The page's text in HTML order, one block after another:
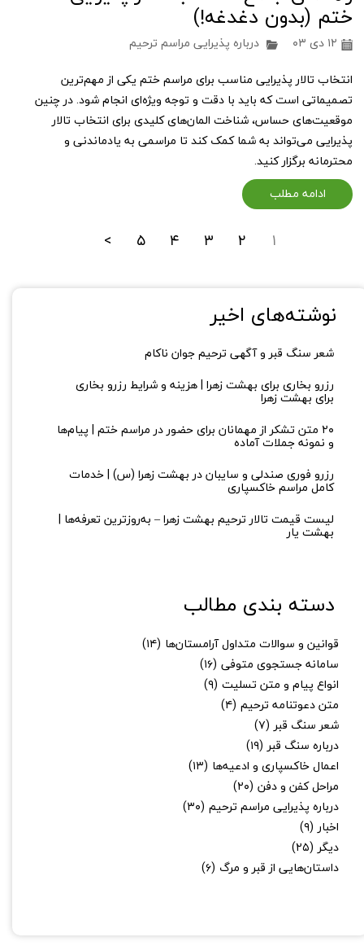
ختم (بدون دغدغه!)
۱۲ دی ۰۳
درباره پذیرایی مراسم ترحیم
انتخاب تالار پذیرایی مناسب برای مراسم ختم یکی از مهم‌ترین
تصمیماتی است که باید با دقت و توجه ویژه‌ای انجام شود. در چنین
موقعیت‌های حساس، شناخت المان‌های کلیدی برای انتخاب تالار
پذیرایی می‌تواند به شما کمک کند تا مراسمی به یادماندنی و
محترمانه برگزار کنید.
ادامه مطلب
۱ ۲ ۳ ۴ ۵ >
نوشته‌های اخیر
شعر سنگ قبر و آگهی ترحیم جوان ناکام
رزرو بخاری برای بهشت زهرا | هزینه و شرایط رزرو بخاری
برای بهشت زهرا
۲۰ متن تشکر از مهمانان برای حضور در مراسم ختم | پیام‌ها
و نمونه جملات آماده
رزرو فوری صندلی و سایبان در بهشت زهرا (س) | خدمات
کامل مراسم خاکسپاری
لیست قیمت تالار ترحیم بهشت زهرا – به‌روزترین تعرفه‌ها |
بهشت یار
دسته بندی مطالب
قوانین و سوالات متداول آرامستان‌ها (۱۴)
سامانه جستجوی متوفی (۱۶)
انواع پیام و متن تسلیت (۹)
متن دعوتنامه ترحیم (۴)
شعر سنگ قبر (۷)
درباره سنگ قبر (۱۹)
اعمال خاکسپاری و ادعیه‌ها (۱۳)
مراحل کفن و دفن (۲۰)
درباره پذیرایی مراسم ترحیم (۳۰)
اخبار (۹)
دیگر (۲۵)
داستان‌هایی از قبر و مرگ (۶)